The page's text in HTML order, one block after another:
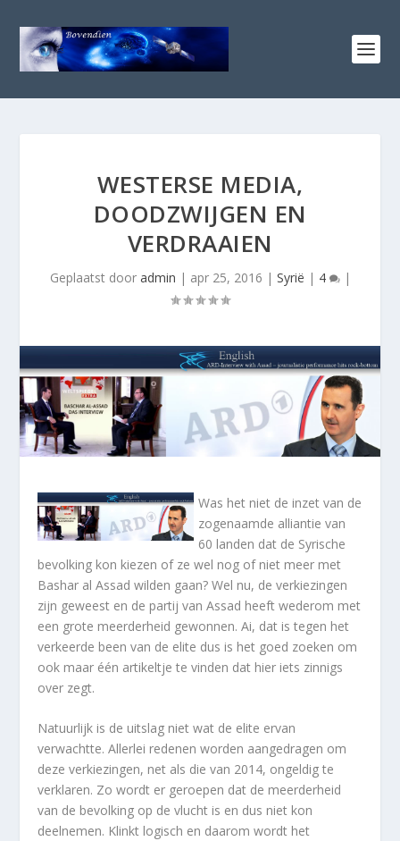
WESTERSE MEDIA,
DOODZWIJGEN EN
VERDRAAIEN
Geplaatst door admin | apr 25, 2016 | Syrië | 4 |
Was het niet de inzet van de
zogenaamde alliantie van
60 landen dat de Syrische
bevolking kon kiezen of ze wel nog of niet meer met
Bashar al Assad wilden gaan? Wel nu, de verkiezingen
zijn geweest en de partij van Assad heeft wederom met
een grote meerderheid gewonnen. Ai, dat is tegen het
verkeerde been van de elite dus is het goed zoeken om
ook maar één artikeltje te vinden dat hier iets zinnigs
over zegt.
Natuurlijk is de uitslag niet wat de elite ervan
verwachtte. Allerlei redenen worden aangedragen om
deze verkiezingen, net als die van 2014, ongeldig te
verklaren. Zo wordt er geroepen dat de meerderheid
van de bevolking op de vlucht is en dus niet kon
deelnemen. Klinkt logisch en daarom wordt het